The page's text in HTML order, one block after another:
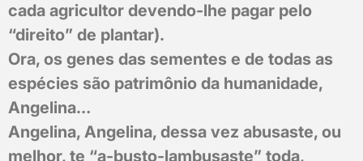
cada agricultor devendo-lhe pagar pelo
“direito” de plantar).
Ora, os genes das sementes e de todas as
espécies são patrimônio da humanidade,
Angelina…
Angelina, Angelina, dessa vez abusaste, ou
melhor, te “a-busto-lambusaste” toda,